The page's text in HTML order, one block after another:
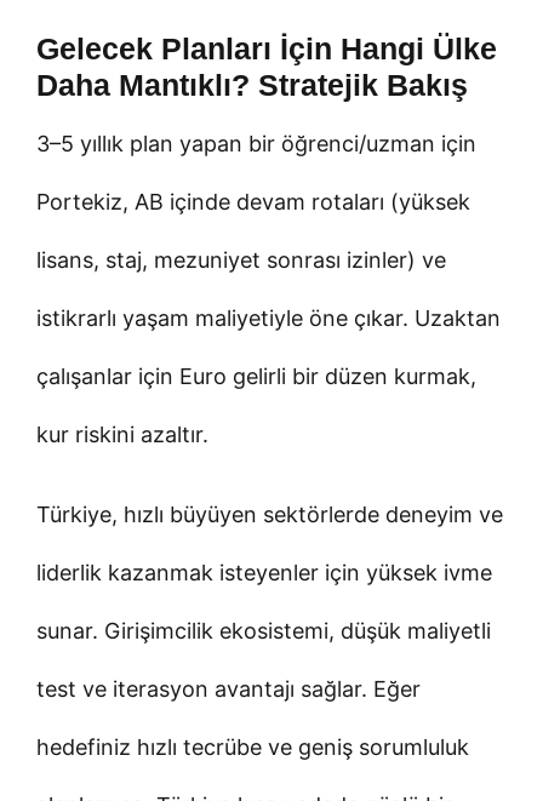
Gelecek Planları İçin Hangi Ülke
Daha Mantıklı? Stratejik Bakış
3–5 yıllık plan yapan bir öğrenci/uzman için
Portekiz, AB içinde devam rotaları (yüksek
lisans, staj, mezuniyet sonrası izinler) ve
istikrarlı yaşam maliyetiyle öne çıkar. Uzaktan
çalışanlar için Euro gelirli bir düzen kurmak,
kur riskini azaltır.
Türkiye, hızlı büyüyen sektörlerde deneyim ve
liderlik kazanmak isteyenler için yüksek ivme
sunar. Girişimcilik ekosistemi, düşük maliyetli
test ve iterasyon avantajı sağlar. Eğer
hedefiniz hızlı tecrübe ve geniş sorumluluk